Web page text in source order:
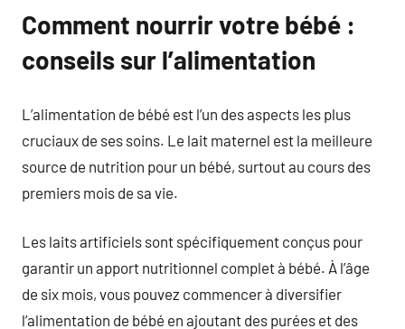
Comment nourrir votre bébé :
conseils sur l’alimentation
L’alimentation de bébé est l’un des aspects les plus
cruciaux de ses soins. Le lait maternel est la meilleure
source de nutrition pour un bébé, surtout au cours des
premiers mois de sa vie.
Les laits artificiels sont spécifiquement conçus pour
garantir un apport nutritionnel complet à bébé. À l’âge
de six mois, vous pouvez commencer à diversifier
l’alimentation de bébé en ajoutant des purées et des